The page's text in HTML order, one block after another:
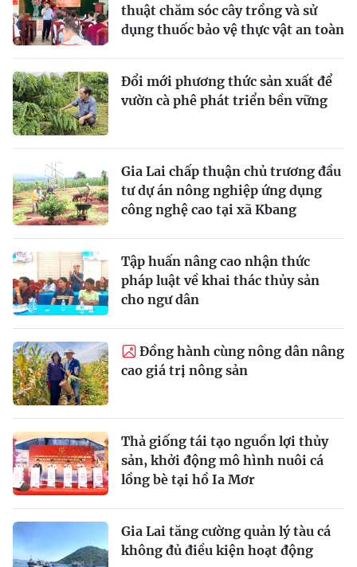
thuật chăm sóc cây trồng và sử
dụng thuốc bảo vệ thực vật an toàn
Đổi mới phương thức sản xuất để
vườn cà phê phát triển bền vững
Gia Lai chấp thuận chủ trương đầu
tư dự án nông nghiệp ứng dụng
công nghệ cao tại xã Kbang
Tập huấn nâng cao nhận thức
pháp luật về khai thác thủy sản
cho ngư dân
Ðồng hành cùng nông dân nâng
cao giá trị nông sản
Thả giống tái tạo nguồn lợi thủy
sản, khởi động mô hình nuôi cá
lồng bè tại hồ Ia Mơr
Gia Lai tăng cường quản lý tàu cá
không đủ điều kiện hoạt động